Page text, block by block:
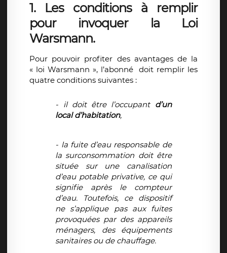
1. Les conditions à remplir
pour invoquer la Loi
Warsmann.
Pour pouvoir profiter des avantages de la
« loi Warsmann », l’abonné doit remplir les
quatre conditions suivantes :
- il doit être l’occupant d’un
local d’habitation,
- la fuite d’eau responsable de
la surconsommation doit être
située sur une canalisation
d’eau potable privative, ce qui
signifie après le compteur
d’eau. Toutefois, ce dispositif
ne s’applique pas aux fuites
provoquées par des appareils
ménagers, des équipements
sanitaires ou de chauffage.